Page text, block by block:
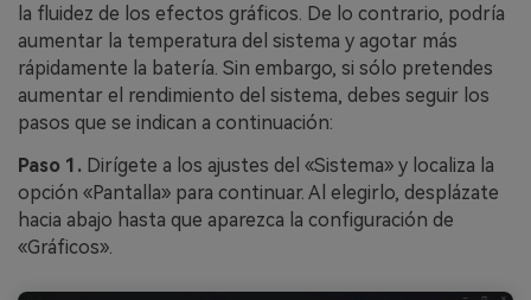
la fluidez de los efectos gráficos. De lo contrario, podría
aumentar la temperatura del sistema y agotar más
rápidamente la batería. Sin embargo, si sólo pretendes
aumentar el rendimiento del sistema, debes seguir los
pasos que se indican a continuación:
Paso 1. Dirígete a los ajustes del «Sistema» y localiza la
opción «Pantalla» para continuar. Al elegirlo, desplázate
hacia abajo hasta que aparezca la configuración de
«Gráficos».